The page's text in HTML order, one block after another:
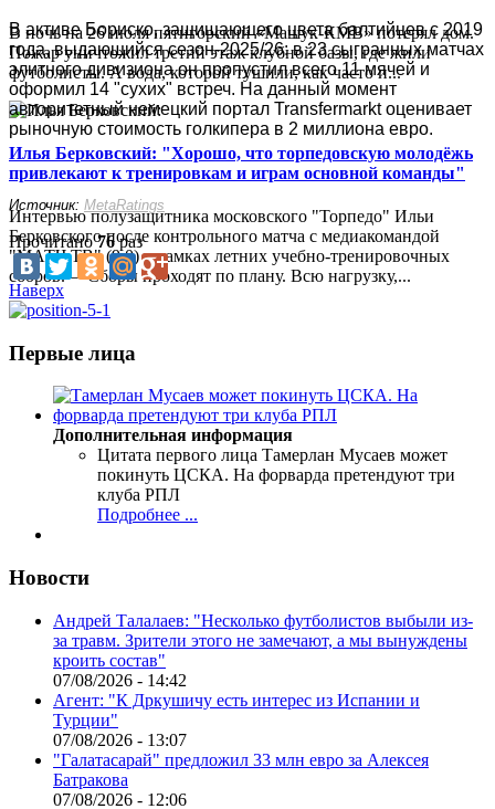
В ночь на 26 июля пятигорский «Машук-КМВ» потерял дом.
Пожар уничтожил третий этаж клубной базы, где жили
футболисты. А вода, которой тушили, как часто и...
Илья Берковский: "Хорошо, что торпедовскую молодёжь
привлекают к тренировкам и играм основной команды"
Интервью полузащитника московского "Торпедо" Ильи
Берковского после контрольного матча с медиакомандой
"МАТЧ ТВ" (9:0) в рамках летних учебно-тренировочных
сборов.— Сборы проходят по плану. Всю нагрузку,...
В активе Бориско, защищающего цвета балтийцев с 2019
года, выдающийся сезон-2025/26: в 23 сыгранных матчах
элитного дивизиона он пропустил всего 11 мячей и
оформил 14 "сухих" встреч. На данный момент
авторитетный немецкий портал Transfermarkt оценивает
рыночную стоимость голкипера в 2 миллиона евро.
Источник: MetaRatings
Прочитано76раз
Наверх
Первые лица
Дополнительная информация
Цитата первого лица Тамерлан Мусаев может
покинуть ЦСКА. На форварда претендуют три
клуба РПЛ
Подробнее ...
Новости
Андрей Талалаев: "Несколько футболистов выбыли из-
за травм. Зрители этого не замечают, а мы вынуждены
кроить состав"
07/08/2026 - 14:42
Агент: "К Дркушичу есть интерес из Испании и
Турции"
07/08/2026 - 13:07
"Галатасарай" предложил 33 млн евро за Алексея
Батракова
07/08/2026 - 12:06